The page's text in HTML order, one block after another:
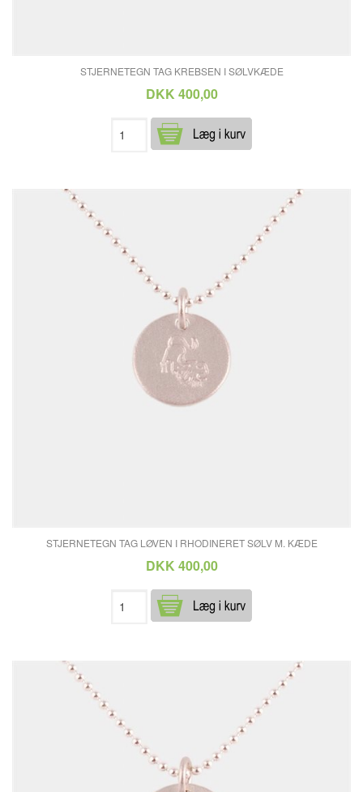
STJERNETEGN TAG KREBSEN I SØLVKÆDE
DKK 400,00
STJERNETEGN TAG LØVEN I RHODINERET SØLV M. KÆDE
DKK 400,00